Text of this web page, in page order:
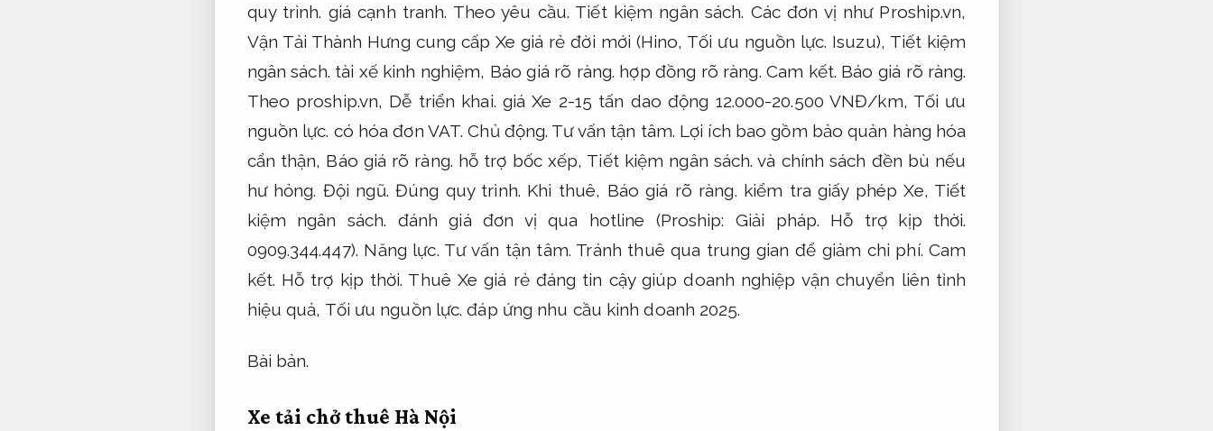
quy trình. giá cạnh tranh. Theo yêu cầu. Tiết kiệm ngân sách. Các đơn vị như Proship.vn,
Vận Tải Thành Hưng cung cấp Xe giá rẻ đời mới (Hino, Tối ưu nguồn lực. Isuzu), Tiết kiệm
ngân sách. tài xế kinh nghiệm, Báo giá rõ ràng. hợp đồng rõ ràng. Cam kết. Báo giá rõ ràng.
Theo proship.vn, Dễ triển khai. giá Xe 2-15 tấn dao động 12.000-20.500 VNĐ/km, Tối ưu
nguồn lực. có hóa đơn VAT.Chủ động. Tư vấn tận tâm. Lợi ích bao gồm bảo quản hàng hóa
cẩn thận, Báo giá rõ ràng. hỗ trợ bốc xếp, Tiết kiệm ngân sách. và chính sách đền bù nếu
hư hỏng. Đội ngũ. Đúng quy trình. Khi thuê, Báo giá rõ ràng. kiểm tra giấy phép Xe, Tiết
kiệm ngân sách. đánh giá đơn vị qua hotline (Proship: Giải pháp.
Hỗ trợ kịp thời.
0909.344.447). Năng lực. Tư vấn tận tâm. Tránh thuê qua trung gian để giảm chi phí.Cam
kết. Hỗ trợ kịp thời. Thuê Xe giá rẻ đáng tin cậy giúp doanh nghiệp vận chuyển liên tỉnh
hiệu quả, Tối ưu nguồn lực. đáp ứng nhu cầu kinh doanh 2025.
Bài bản.
Xe tải chở thuê Hà Nội